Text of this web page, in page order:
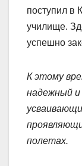
поступил в
училище.
успешно
К этому
надежный
полетах.